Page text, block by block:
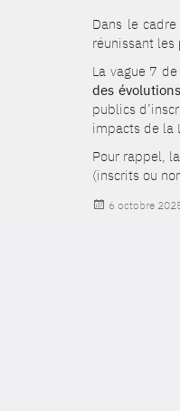
Dans le
réunissant les
La vague 7
des
publics
impacts de la
Pour rappel,
(inscrits ou
Publié
6 octobre